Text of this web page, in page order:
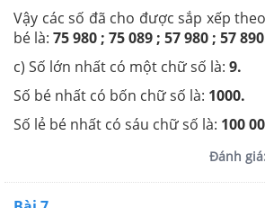
Vậy các số đã cho được sắp xếp
bé là: 75 980 ; 75 089 ; 57 980 ; 57
c) Số lớn nhất có một chữ số là: 9.
Số bé nhất có bốn chữ số là: 1000.
Số lẻ bé nhất có sáu chữ số là: 100
Đánh